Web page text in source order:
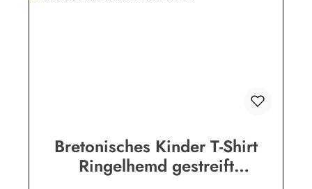
Bretonisches Kinder T-Shirt
Ringelhemd gestreift